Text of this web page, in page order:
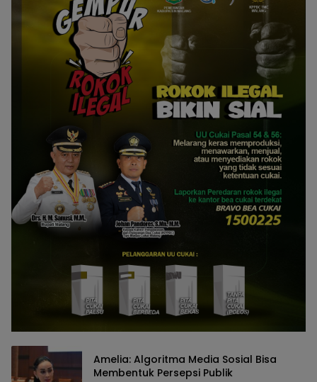
Amelia: Algoritma Media Sosial Bisa
Membentuk Persepsi Publik